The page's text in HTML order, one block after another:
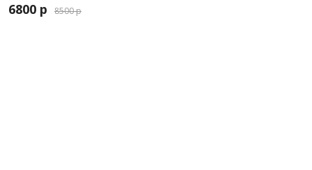
6800 р 8500 р